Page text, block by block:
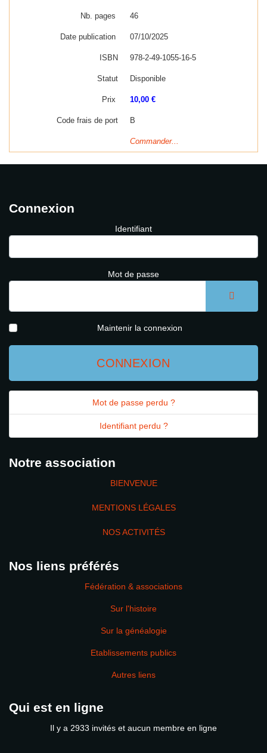
Nb. pages 46
Date publication 07/10/2025
ISBN 978-2-49-1055-16-5
Statut Disponible
Prix 10,00 €
Code frais de port B
Commander...
Connexion
Identifiant
Mot de passe
Maintenir la connexion
CONNEXION
Mot de passe perdu ?
Identifiant perdu ?
Notre association
BIENVENUE
MENTIONS LÉGALES
NOS ACTIVITÉS
Nos liens préférés
Fédération & associations
Sur l'histoire
Sur la généalogie
Etablissements publics
Autres liens
Qui est en ligne
Il y a 2933 invités et aucun membre en ligne